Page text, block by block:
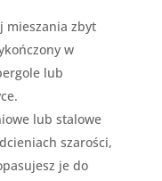
mieszania zbyt
w
lub
lub stalowe
szarości,
je do